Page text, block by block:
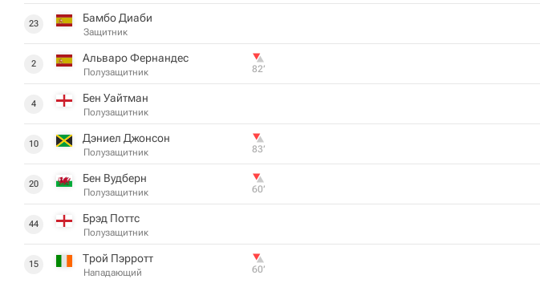
23 Бамбо Диаби
Защитник
2 Альваро Фернандес
Полузащитник 82‎’‎
4 Бен Уайтман
Полузащитник
10 Дэниел Джонсон
Полузащитник 83‎’‎
20 Бен Вудберн
Полузащитник 60‎’‎
44 Брэд Поттс
Полузащитник
15 Трой Пэрротт
Нападающий 60‎’‎